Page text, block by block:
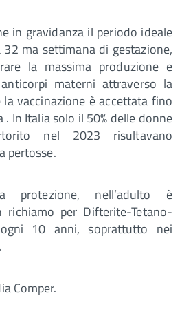
in gravidanza il periodo ideale
ma settimana di gestazione,
la massima produzione e
materni attraverso la
la vaccinazione è accettata fino
In Italia solo il 50% delle donne
nel 2023 risultavano
pertosse.
protezione, nell’adulto è
richiamo per Difterite-Tetano-
ogni 10 anni, soprattutto nei
Comper.